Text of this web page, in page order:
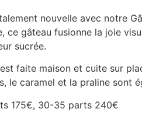
nouvelle avec notre
gâteau fusionne la joie
sucrée.
faite maison et cuite sur
caramel et la praline sont
175€, 30-35 parts 240€